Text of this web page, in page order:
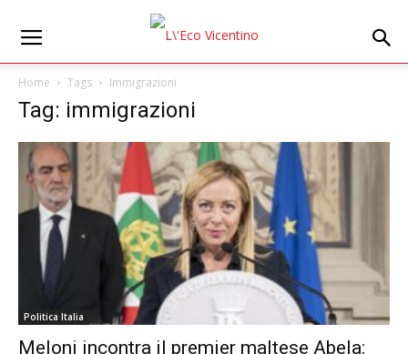
Home Tags Immigrazioni
Tag: immigrazioni
Politica Italia
Meloni incontra il premier maltese Abela: